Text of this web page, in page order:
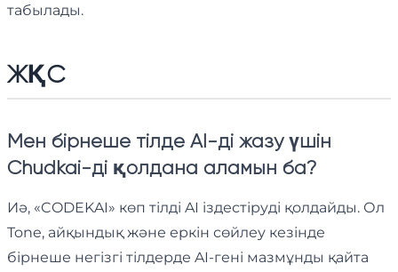
табылады.
ЖҚС
Мен бірнеше тілде AI-ді жазу үшін
Chudkai-ді қолдана аламын ба?
Иә, «CODEKAI» көп тілді AI іздестіруді қолдайды. Ол
Tone, айқындық және еркін сөйлеу кезінде
бірнеше негізгі тілдерде AI-гені мазмұнды қайта